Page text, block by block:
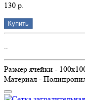
130 р.
Купить
..
Размер ячейки -
Материал -